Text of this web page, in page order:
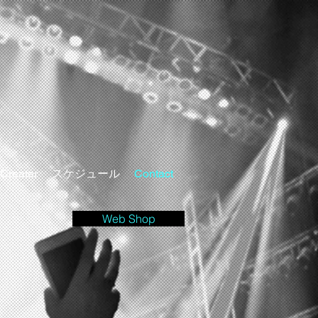
Creater スケジュール Contact
Web Shop